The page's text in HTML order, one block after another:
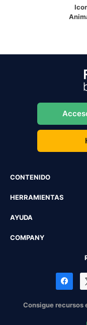
CONTENIDO
HERRAMIENTAS
AYUDA
COMPANY
Consigue recursos